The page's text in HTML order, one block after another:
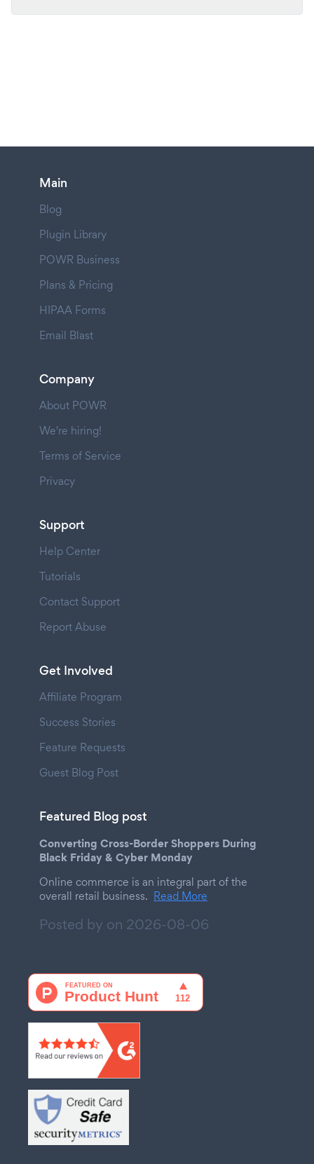
Main
Blog
Plugin Library
POWR Business
Plans & Pricing
HIPAA Forms
Email Blast
Company
About POWR
We're hiring!
Terms of Service
Privacy
Support
Help Center
Tutorials
Contact Support
Report Abuse
Get Involved
Affiliate Program
Success Stories
Feature Requests
Guest Blog Post
Featured Blog post
Converting Cross-Border Shoppers During
Black Friday & Cyber Monday
Online commerce is an integral part of the
overall retail business. Read More
Posted by on 2026-08-06